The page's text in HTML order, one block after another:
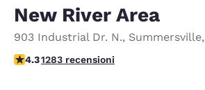
New River Area
903 Industrial Dr. N., Summersville,
Valutazione di 4.35 stelle. Ottimo.
4.31283 recensioni